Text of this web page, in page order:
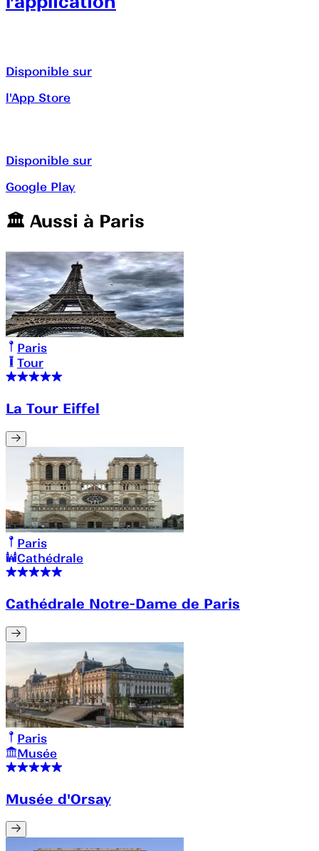
Disponible sur
l'App Store
Disponible sur
Google Play
🏛️️ Aussi à Paris
Paris
Tour
La Tour Eiffel
Paris
Cathédrale
Cathédrale Notre-Dame de Paris
Paris
Musée
Musée d'Orsay